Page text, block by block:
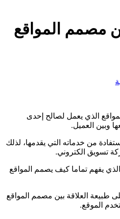
مصمم المواقع
الذي يعمل لصالح إحدى
وبين العميل.
من خدماته التي يقدمها، لذلك
تسويق الكتروني.
يفهم تماما كيف يصمم المواقع
طبيعة العلاقة بين مصمم المواقع
الموقع.